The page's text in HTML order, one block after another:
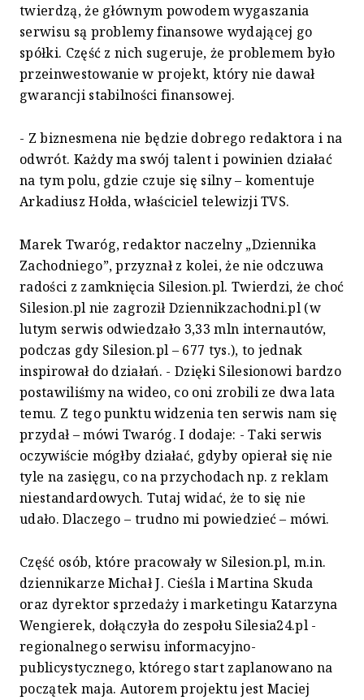
twierdzą, że głównym powodem wygaszania
serwisu są problemy finansowe wydającej go
spółki. Część z nich sugeruje, że problemem było
przeinwestowanie w projekt, który nie dawał
gwarancji stabilności finansowej.
- Z biznesmena nie będzie dobrego redaktora i na
odwrót. Każdy ma swój talent i powinien działać
na tym polu, gdzie czuje się silny – komentuje
Arkadiusz Hołda, właściciel telewizji TVS.
Marek Twaróg, redaktor naczelny „Dziennika
Zachodniego”, przyznał z kolei, że nie odczuwa
radości z zamknięcia Silesion.pl. Twierdzi, że choć
Silesion.pl nie zagroził Dziennikzachodni.pl (w
lutym serwis odwiedzało 3,33 mln internautów,
podczas gdy Silesion.pl – 677 tys.), to jednak
inspirował do działań. - Dzięki Silesionowi bardzo
postawiliśmy na wideo, co oni zrobili ze dwa lata
temu. Z tego punktu widzenia ten serwis nam się
przydał – mówi Twaróg. I dodaje: - Taki serwis
oczywiście mógłby działać, gdyby opierał się nie
tyle na zasięgu, co na przychodach np. z reklam
niestandardowych. Tutaj widać, że to się nie
udało. Dlaczego – trudno mi powiedzieć – mówi.
Część osób, które pracowały w Silesion.pl, m.in.
dziennikarze Michał J. Cieśla i Martina Skuda
oraz dyrektor sprzedaży i marketingu Katarzyna
Wengierek, dołączyła do zespołu Silesia24.pl -
regionalnego serwisu informacyjno-
publicystycznego, którego start zaplanowano na
początek maja. Autorem projektu jest Maciej